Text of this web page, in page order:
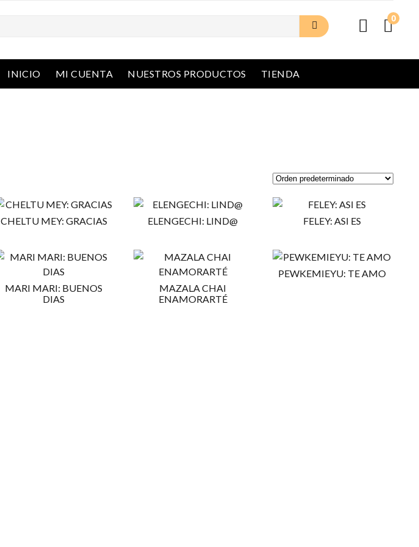
0
INICIO MI CUENTA NUESTROS PRODUCTOS TIENDA
CHELTU MEY: GRACIAS ELENGECHI: LIND@ FELEY: ASI ES
MARI MARI: BUENOS
DIAS
MAZALA CHAI
ENAMORARTÉ
PEWKEMIEYU: TE AMO